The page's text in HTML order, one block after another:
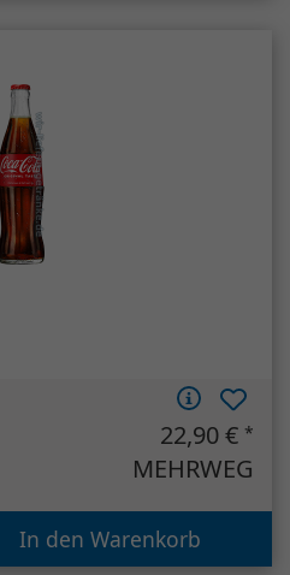
22,90 € *
MEHRWEG
In den Warenkorb